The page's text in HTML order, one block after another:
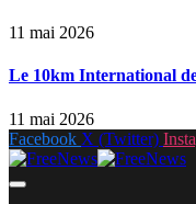
11 mai 2026
Le 10km International
11 mai 2026
Facebook X (Twitter)